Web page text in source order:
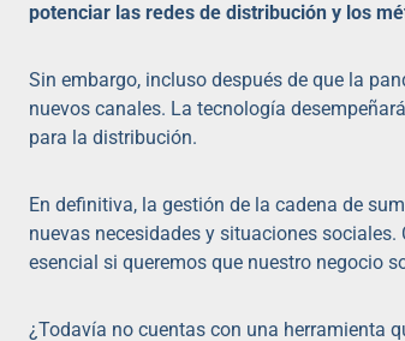
potenciar las redes de distribución y los
Sin embargo, incluso después de que la
nuevos canales. La tecnología
para la distribución.
En definitiva, la gestión de la cadena de
nuevas necesidades y situaciones
esencial si queremos que nuestro negocio
¿Todavía no cuentas con una herramienta